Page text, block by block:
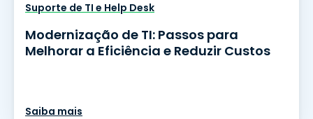
Suporte de TI e Help Desk
Modernização de TI: Passos para
Melhorar a Eficiência e Reduzir Custos
Saiba mais